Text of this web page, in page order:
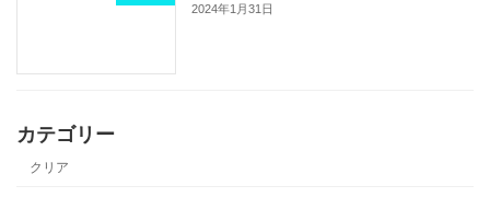
2024年1月31日
カテゴリー
クリア